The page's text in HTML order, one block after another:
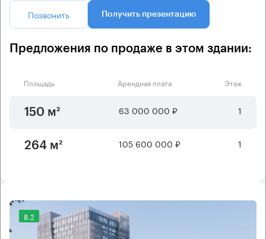
Позвонить Получить презентацию
Предложения по продаже в этом здании:
Площадь Арендная плата Этаж
150 м² 63 000 000 ₽ 1
264 м² 105 600 000 ₽ 1
8.2